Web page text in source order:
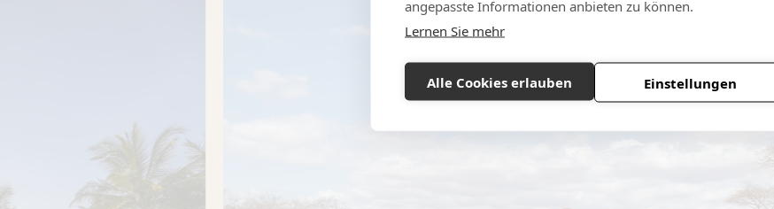
angepasste Informationen anbieten zu können.
Lernen Sie mehr
Alle Cookies erlauben Einstellungen